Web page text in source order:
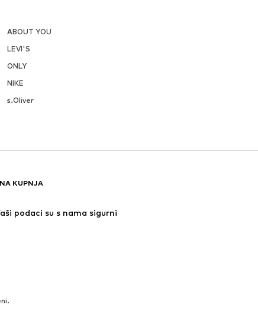
ABOUT YOU
LEVI'S
ONLY
NIKE
s.Oliver
KUPNJA
podaci su s nama sigurni